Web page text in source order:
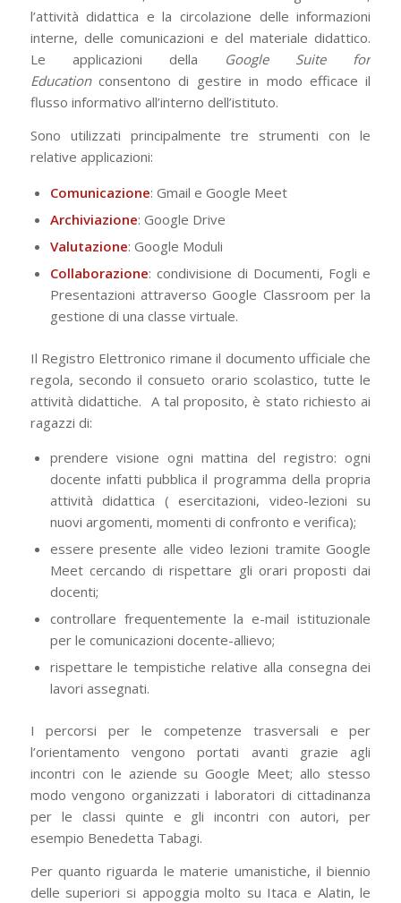
l’attività didattica e la circolazione delle informazioni
interne, delle comunicazioni e del materiale didattico.
Le applicazioni della Google Suite for
Educationconsentono di gestire in modo efficace il
flusso informativo all’interno dell’istituto.
Sono utilizzati principalmente tre strumenti con le
relative applicazioni:
Comunicazione: Gmail e Google Meet
Archiviazione: Google Drive
Valutazione: Google Moduli
Collaborazione: condivisione di Documenti, Fogli e
Presentazioni attraverso Google Classroom per la
gestione di una classe virtuale.
Il Registro Elettronico rimane il documento ufficiale che
regola, secondo il consueto orario scolastico, tutte le
attività didattiche. A tal proposito, è stato richiesto ai
ragazzi di:
prendere visione ogni mattina del registro: ogni
docente infatti pubblica il programma della propria
attività didattica ( esercitazioni, video-lezioni su
nuovi argomenti, momenti di confronto e verifica);
essere presente alle video lezioni tramite Google
Meet cercando di rispettare gli orari proposti dai
docenti;
controllare frequentemente la e-mail istituzionale
per le comunicazioni docente-allievo;
rispettare le tempistiche relative alla consegna dei
lavori assegnati.
I percorsi per le competenze trasversali e per
l’orientamento vengono portati avanti grazie agli
incontri con le aziende su Google Meet; allo stesso
modo vengono organizzati i laboratori di cittadinanza
per le classi quinte e gli incontri con autori, per
esempio Benedetta Tabagi.
Per quanto riguarda le materie umanistiche, il biennio
delle superiori si appoggia molto su Itaca e Alatin, le